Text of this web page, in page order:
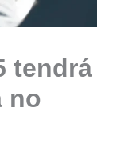
tendrá
no